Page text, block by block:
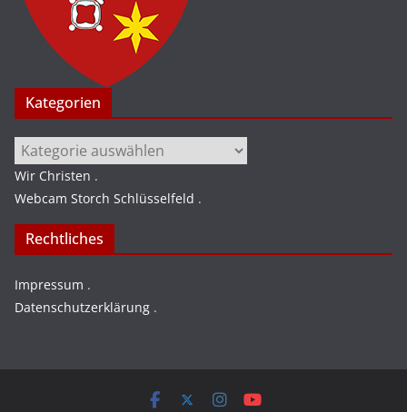
Kategorien
Kategorien
Wir Christen .
Webcam Storch Schlüsselfeld .
Rechtliches
Impressum .
Datenschutzerklärung .